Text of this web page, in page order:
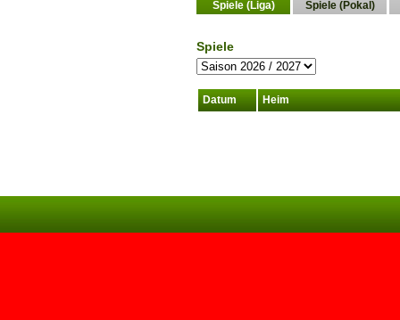
Spiele (Liga) Spiele (Pokal)
Spiele
Datum Heim